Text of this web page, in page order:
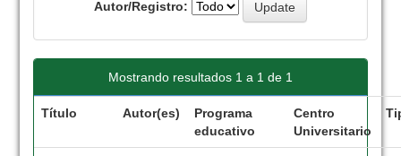
Autor/Registro:
Mostrando resultados 1 a 1 de 1
Título Autor(es)
Programa
educativo
Centro
Universitario